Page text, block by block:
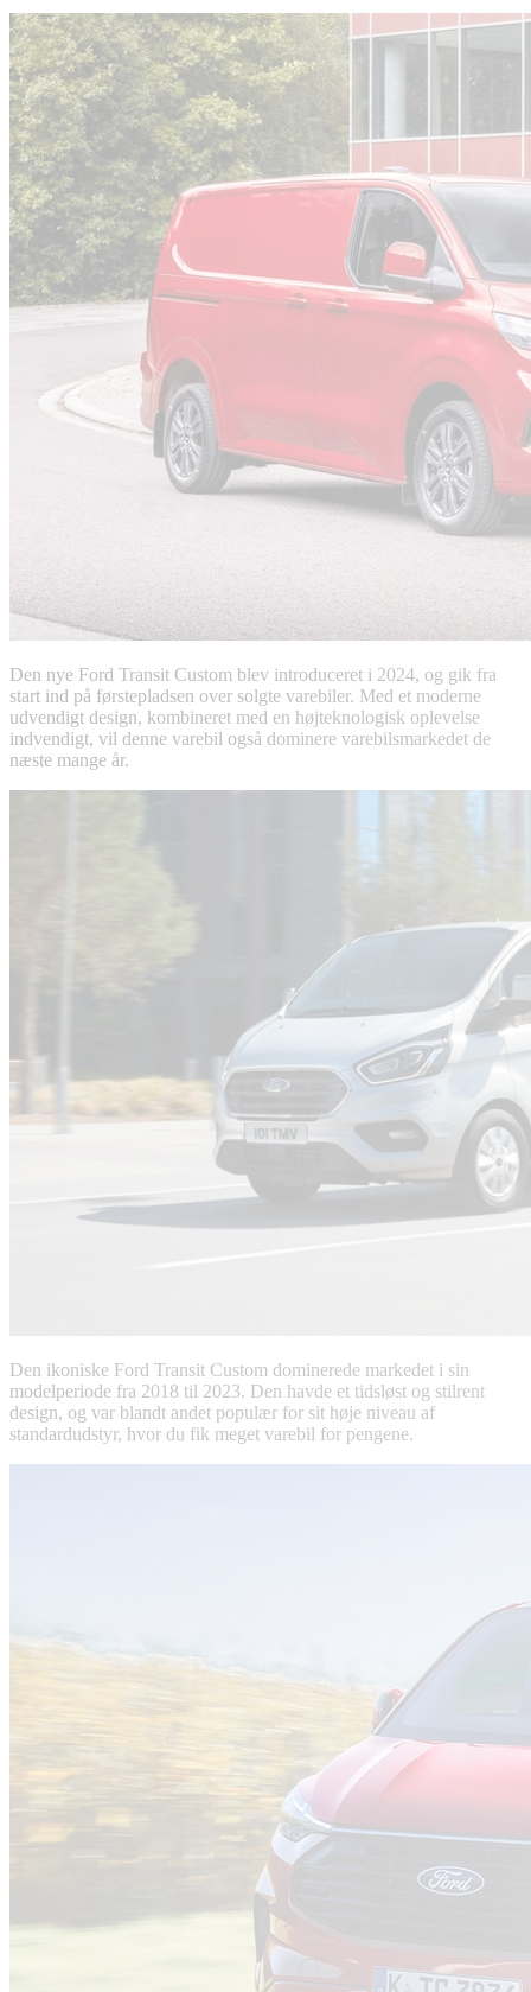
Den nye Ford Transit Custom blev introduceret i 2024, og gik fra
start ind på førstepladsen over solgte varebiler. Med et moderne
udvendigt design, kombineret med en højteknologisk oplevelse
indvendigt, vil denne varebil også dominere varebilsmarkedet de
næste mange år.
Den ikoniske Ford Transit Custom dominerede markedet i sin
modelperiode fra 2018 til 2023. Den havde et tidsløst og stilrent
design, og var blandt andet populær for sit høje niveau af
standardudstyr, hvor du fik meget varebil for pengene.